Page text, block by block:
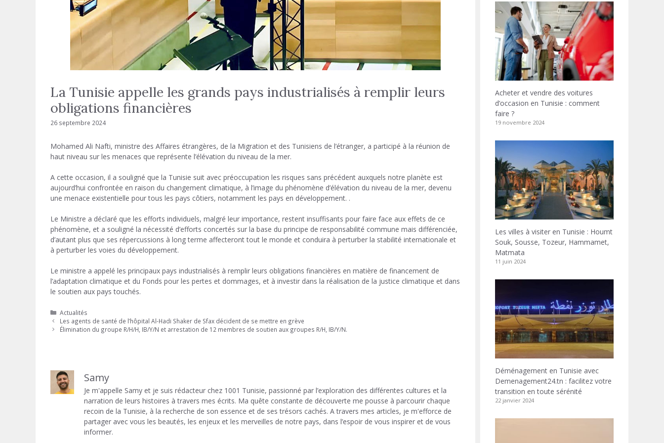
La Tunisie appelle les grands pays industrialisés à remplir leurs
obligations financières
26 septembre 2024
Mohamed Ali Nafti, ministre des Affaires étrangères, de la Migration et des Tunisiens de l’étranger, a participé à la réunion de
haut niveau sur les menaces que représente l’élévation du niveau de la mer.
A cette occasion, il a souligné que la Tunisie suit avec préoccupation les risques sans précédent auxquels notre planète est
aujourd’hui confrontée en raison du changement climatique, à l’image du phénomène d’élévation du niveau de la mer, devenu
une menace existentielle pour tous les pays côtiers, notamment les pays en développement. .
Le Ministre a déclaré que les efforts individuels, malgré leur importance, restent insuffisants pour faire face aux effets de ce
phénomène, et a souligné la nécessité d’efforts concertés sur la base du principe de responsabilité commune mais différenciée,
d’autant plus que ses répercussions à long terme affecteront tout le monde et conduira à perturber la stabilité internationale et
à perturber les voies du développement.
Le ministre a appelé les principaux pays industrialisés à remplir leurs obligations financières en matière de financement de
l’adaptation climatique et du Fonds pour les pertes et dommages, et à investir dans la réalisation de la justice climatique et dans
le soutien aux pays touchés.
Catégories
Actualités
Les agents de santé de l’hôpital Al-Hadi Shaker de Sfax décident de se mettre en grève
Élimination du groupe R/H/H, IB/Y/N et arrestation de 12 membres de soutien aux groupes R/H, IB/Y/N.
Samy
Je m'appelle Samy et je suis rédacteur chez 1001 Tunisie, passionné par l’exploration des différentes cultures et la
narration de leurs histoires à travers mes écrits. Ma quête constante de découverte me pousse à parcourir chaque
recoin de la Tunisie, à la recherche de son essence et de ses trésors cachés. A travers mes articles, je m'efforce de
partager avec vous les beautés, les enjeux et les merveilles de notre pays, dans l’espoir de vous inspirer et de vous
informer.
Acheter et vendre des voitures
d’occasion en Tunisie : comment
faire ?
19 novembre 2024
Les villes à visiter en Tunisie : Houmt
Souk, Sousse, Tozeur, Hammamet,
Matmata
11 juin 2024
Déménagement en Tunisie avec
Demenagement24.tn : facilitez votre
transition en toute sérénité
22 janvier 2024